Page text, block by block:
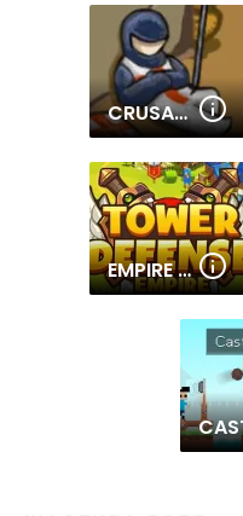
CRUSADER DEFENSE 2
EMPIRE TOWER DEFENSE